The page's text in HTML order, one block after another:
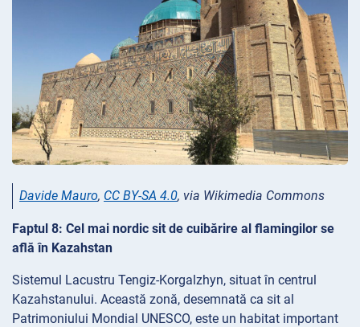
Davide Mauro, CC BY-SA 4.0, via Wikimedia Commons
Faptul 8: Cel mai nordic sit de cuibărire al flamingilor se
află în Kazahstan
Sistemul Lacustru Tengiz-Korgalzhyn, situat în centrul
Kazahstanului. Această zonă, desemnată ca sit al
Patrimoniului Mondial UNESCO, este un habitat important